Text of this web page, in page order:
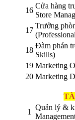
16
Cửa hàng
Store
17
Trưởng
18
Đàm phán
Skills)
19 Marketing
20 Marketing
1
Quản lý &